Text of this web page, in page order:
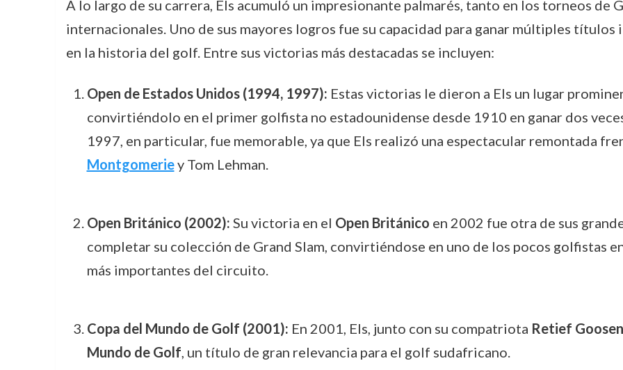
A lo largo de su carrera, Els acumuló un impresionante palmarés, tanto en los torneos de
internacionales. Uno de sus mayores logros fue su capacidad para ganar múltiples
en la historia del golf. Entre sus victorias más destacadas se incluyen:
Open de Estados Unidos (1994, 1997): Estas victorias le dieron a Els un lugar
convirtiéndolo en el primer golfista no estadounidense desde 1910 en ganar dos
1997, en particular, fue memorable, ya que Els realizó una espectacular remontada
Montgomeriey Tom Lehman.
Open Británico (2002): Su victoria en el Open Británico en 2002 fue otra de sus
completar su colección de Grand Slam, convirtiéndose en uno de los pocos golfistas
más importantes del circuito.
Copa del Mundo de Golf (2001): En 2001, Els, junto con su compatriota Retief Goosen
Mundo de Golf, un título de gran relevancia para el golf sudafricano.